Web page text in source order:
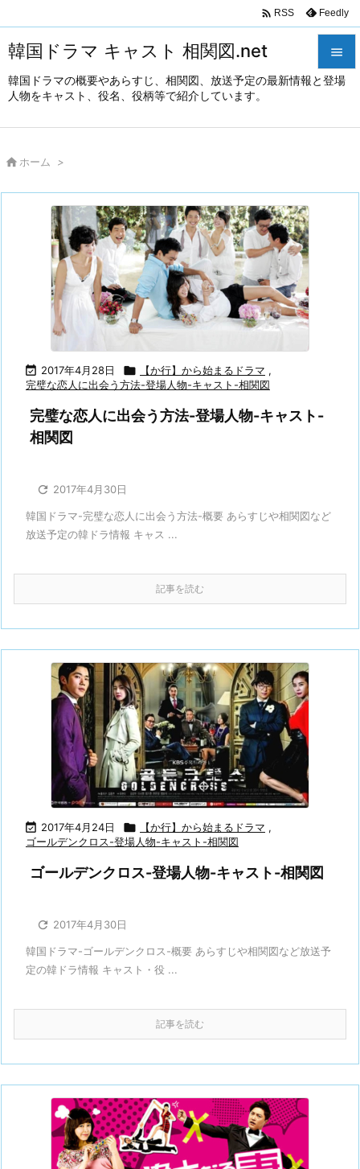
韓国ドラマ キャスト 相関図.net
韓国ドラマの概要やあらすじ、相関図、放送予定の最新情報と登場
人物をキャスト、役名、役柄等で紹介しています。



 RSS Feedly
 ホーム >
 2017年4月28日  【か行】から始まるドラマ ,
完璧な恋人に出会う方法-登場人物-キャスト-相関図
完璧な恋人に出会う方法-登場人物-キャスト-
相関図
 2017年4月30日
韓国ドラマ-完璧な恋人に出会う方法-概要 あらすじや相関図など
放送予定の韓ドラ情報 キャス ...
記事を読む
 2017年4月24日  【か行】から始まるドラマ ,
ゴールデンクロス-登場人物-キャスト-相関図
ゴールデンクロス-登場人物-キャスト-相関図
 2017年4月30日
韓国ドラマ-ゴールデンクロス-概要 あらすじや相関図など放送予
定の韓ドラ情報 キャスト・役 ...
記事を読む